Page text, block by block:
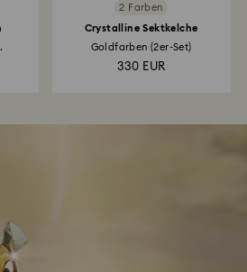
2 Farben
Crystalline Sektkelche
Goldfarben (2er-Set)
330 EUR